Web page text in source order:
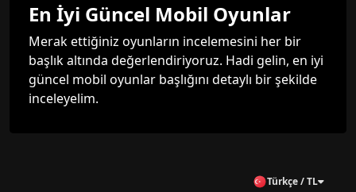
En İyi Güncel Mobil Oyunlar
Merak ettiğiniz oyunların incelemesini her bir
başlık altında değerlendiriyoruz. Hadi gelin, en iyi
güncel mobil oyunlar başlığını detaylı bir şekilde
inceleyelim.
Türkçe / TL